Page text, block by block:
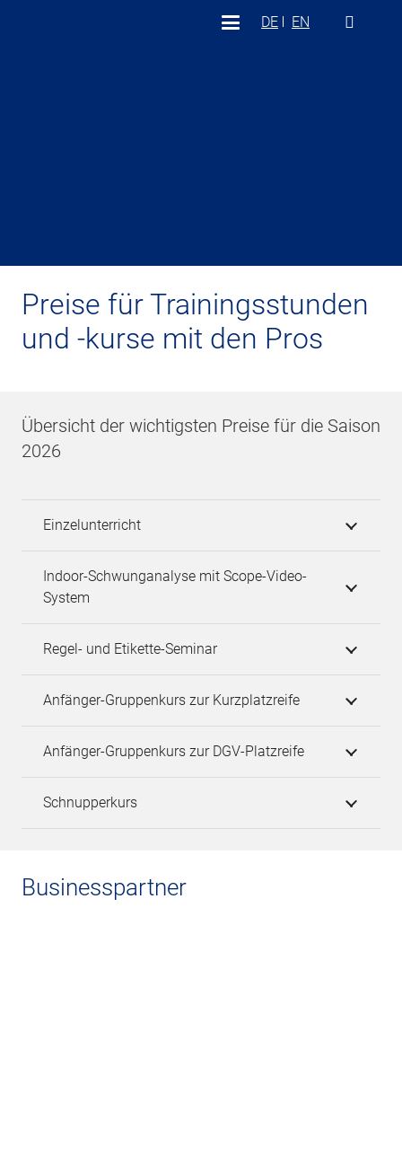
DE EN
Preise für Trainingsstunden
und -kurse mit den Pros
Übersicht der wichtigsten Preise für die Saison
2026
Einzelunterricht
Indoor-Schwunganalyse mit Scope-Video-
System
Regel- und Etikette-Seminar
Anfänger-Gruppenkurs zur Kurzplatzreife
Anfänger-Gruppenkurs zur DGV-Platzreife
Schnupperkurs
Businesspartner